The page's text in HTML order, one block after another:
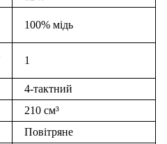
100% мідь
1
4-тактний
210 см³
Повітряне